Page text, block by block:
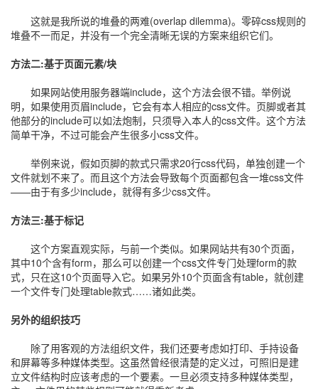
这就是我所说的堆叠的两难(overlap dilemma)。零碎css规则的
堆叠不一而足，并没有一个完全清晰无误的方案来组织它们。
方法二:基于页面元素/块
如果网站使用服务器端include，这个方法会很不错。举例说
明，如果使用页眉include，它会有本人相应的css文件。页脚或者其
他部分的include可以如法炮制，只须导入本人的css文件。这个方法
简单干净，不过可能会产生很多小css文件。
举例来说，假如页脚的款式只需求20行css代码，单独创建一个
文件就划不来了。而且这个方法会导致每个页面都包含一堆css文件
——由于有多少include，就得有多少css文件。
方法三:基于标记
这个方案直观实际，与前一个类似。如果网站共有30个页面，
其中10个含有form，那么可以创建一个css文件专门处理form的款
式，只在这10个页面导入它。如果另外10个页面含有table，就创建
一个文件专门处理table款式……诸如此类。
另外的组织技巧
除了用客观的方法组织文件，我们还要考虑如打印、手持设备
和屏幕等多种媒体类型。这虽然曾经很清楚的定义过，可照旧是建
立文件结构时应该考虑的一个要素。一旦必须支持多种媒体类型，